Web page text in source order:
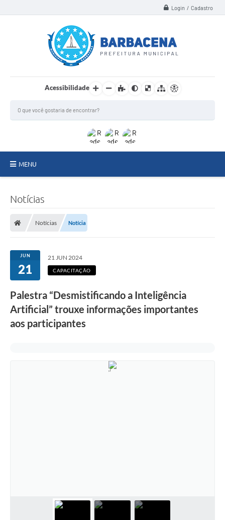
Login / Cadastro
Acessibilidade
MENU
Meio Ambiente
Ouvidoria
Serviços
Visite Barbacena
PNAB 2026 - Ciclo 2
Notícias
Notícias Notícia
JUN
21
21 JUN 2024
CAPACITAÇÃO
Palestra “Desmistificando a Inteligência
Artificial” trouxe informações importantes
aos participantes